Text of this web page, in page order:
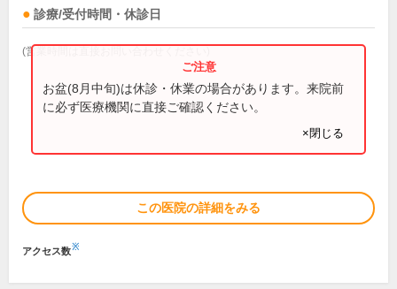
診療/受付時間・休診日
(営業時間は直接お問い合わせください)
お盆(8月中旬)は休診・休業の場合があります。来院前
に必ず医療機関に直接ご確認ください。
×閉じる
この医院の詳細をみる
アクセス数※